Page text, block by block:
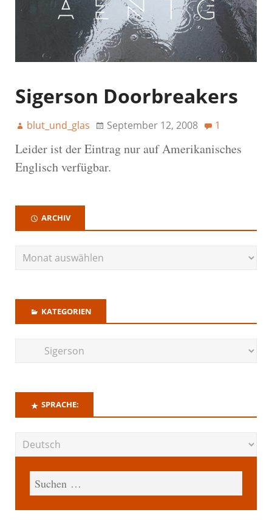
Sigerson Doorbreakers
blut_und_glas September 12, 2008 1
Leider ist der Eintrag nur auf Amerikanisches
Englisch verfügbar.
ARCHIV
KATEGORIEN
SPRACHE: